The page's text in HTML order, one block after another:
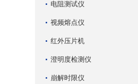
电阻测试仪
视频熔点仪
红外压片机
澄明度检测仪
崩解时限仪